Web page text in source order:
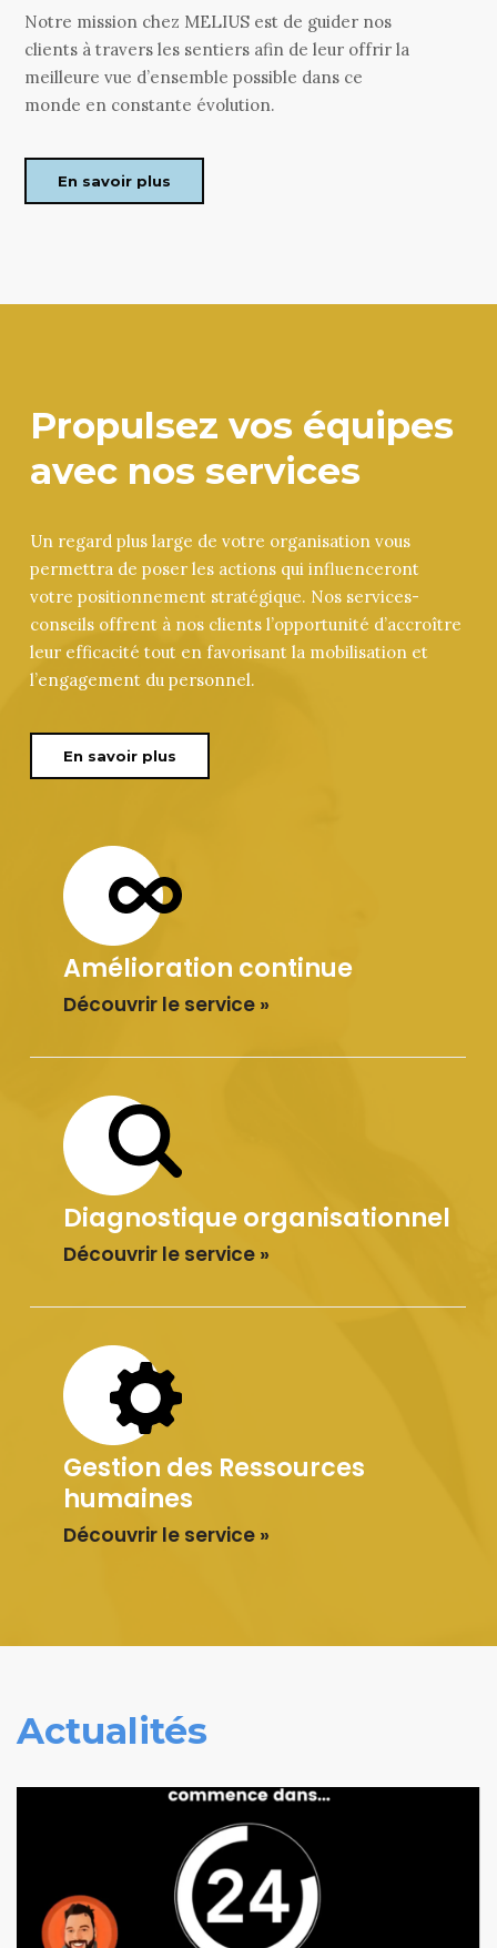
Notre mission chez MELIUS est de guider nos
clients à travers les sentiers afin de leur offrir la
meilleure vue d’ensemble possible dans ce
monde en constante évolution.
En savoir plus
Propulsez vos équipes
avec nos services
Un regard plus large de votre organisation vous
permettra de poser les actions qui influenceront
votre positionnement stratégique. Nos services-
conseils offrent à nos clients l’opportunité d’accroître
leur efficacité tout en favorisant la mobilisation et
l’engagement du personnel.
En savoir plus
Amélioration continue
Découvrir le service »
Diagnostique organisationnel
Découvrir le service »
Gestion des Ressources
humaines
Découvrir le service »
Actualités